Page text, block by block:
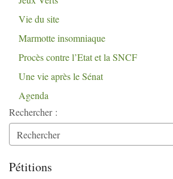
Vie du site
Marmotte insomniaque
Procès contre l’Etat et la SNCF
Une vie après le Sénat
Agenda
Rechercher :
Pétitions